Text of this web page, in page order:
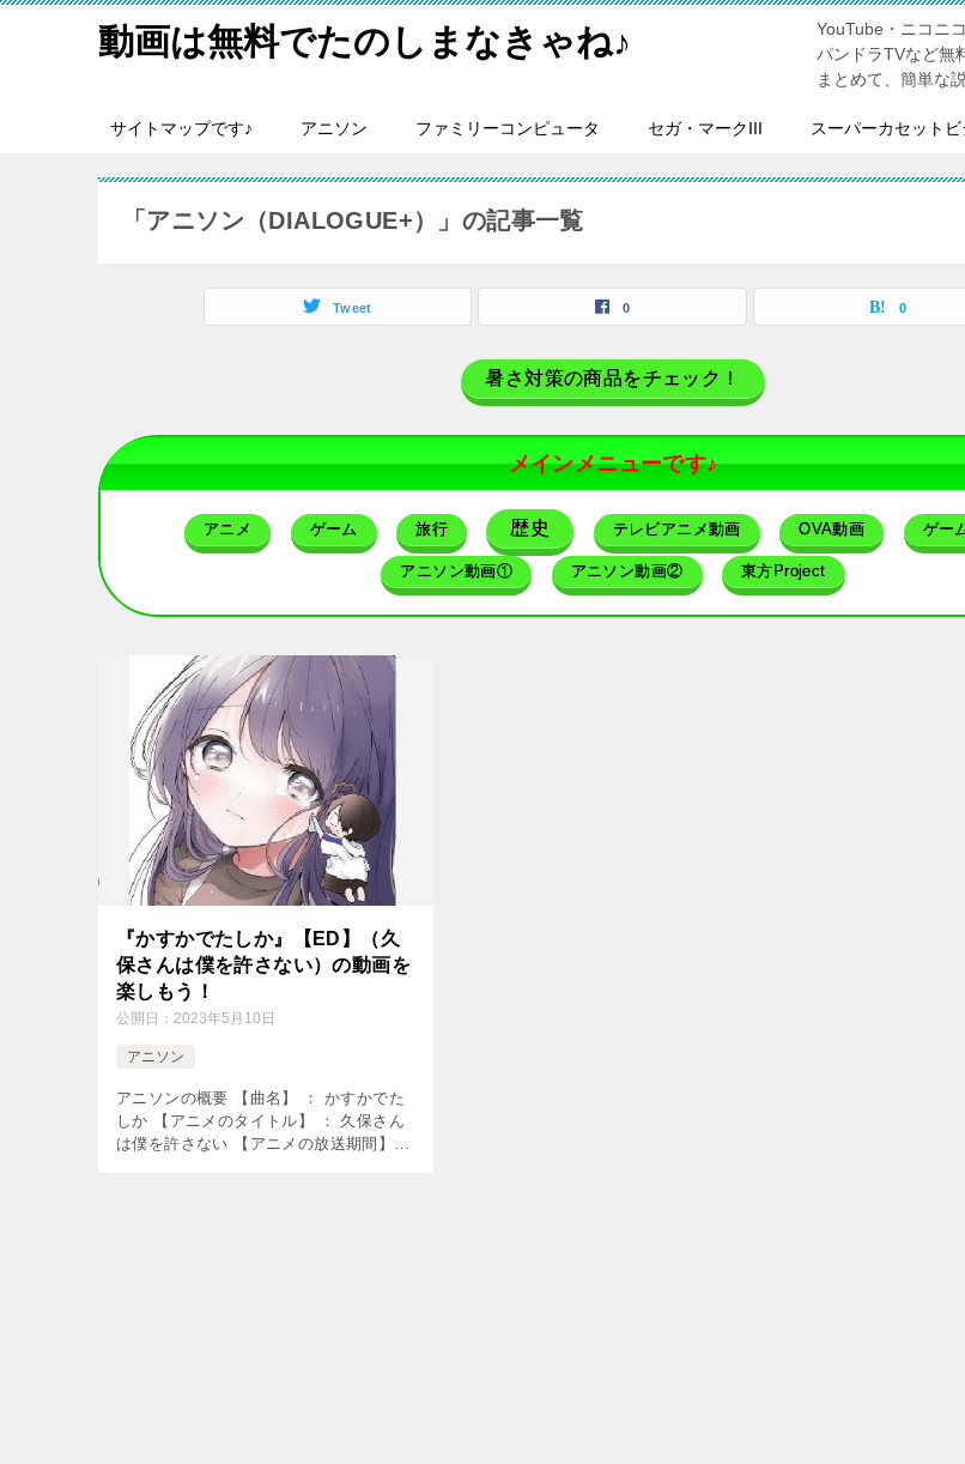
動画は無料でたのしまなきゃね♪
YouTube・ニコニ
パンドラTVなど無
まとめて、簡単な
サイトマップです♪ アニソン ファミリーコンピュータ セガ・マークIII スーパーカセットビ
「アニソン（DIALOGUE+）」の記事一覧
Tweet 0 0
暑さ対策の商品をチェック！
メインメニューです♪
アニメ ゲーム 旅行 歴史 テレビアニメ動画 OVA動画 ゲー
アニソン動画① アニソン動画② 東方Project
『かすかでたしか』【ED】（久
保さんは僕を許さない）の動画を
楽しもう！
公開日： 2023年5月10日
アニソン
アニソンの概要 【曲名】 ： かすかでた
しか 【アニメのタイトル】 ： 久保さん
は僕を許さない 【アニメの放送期間】